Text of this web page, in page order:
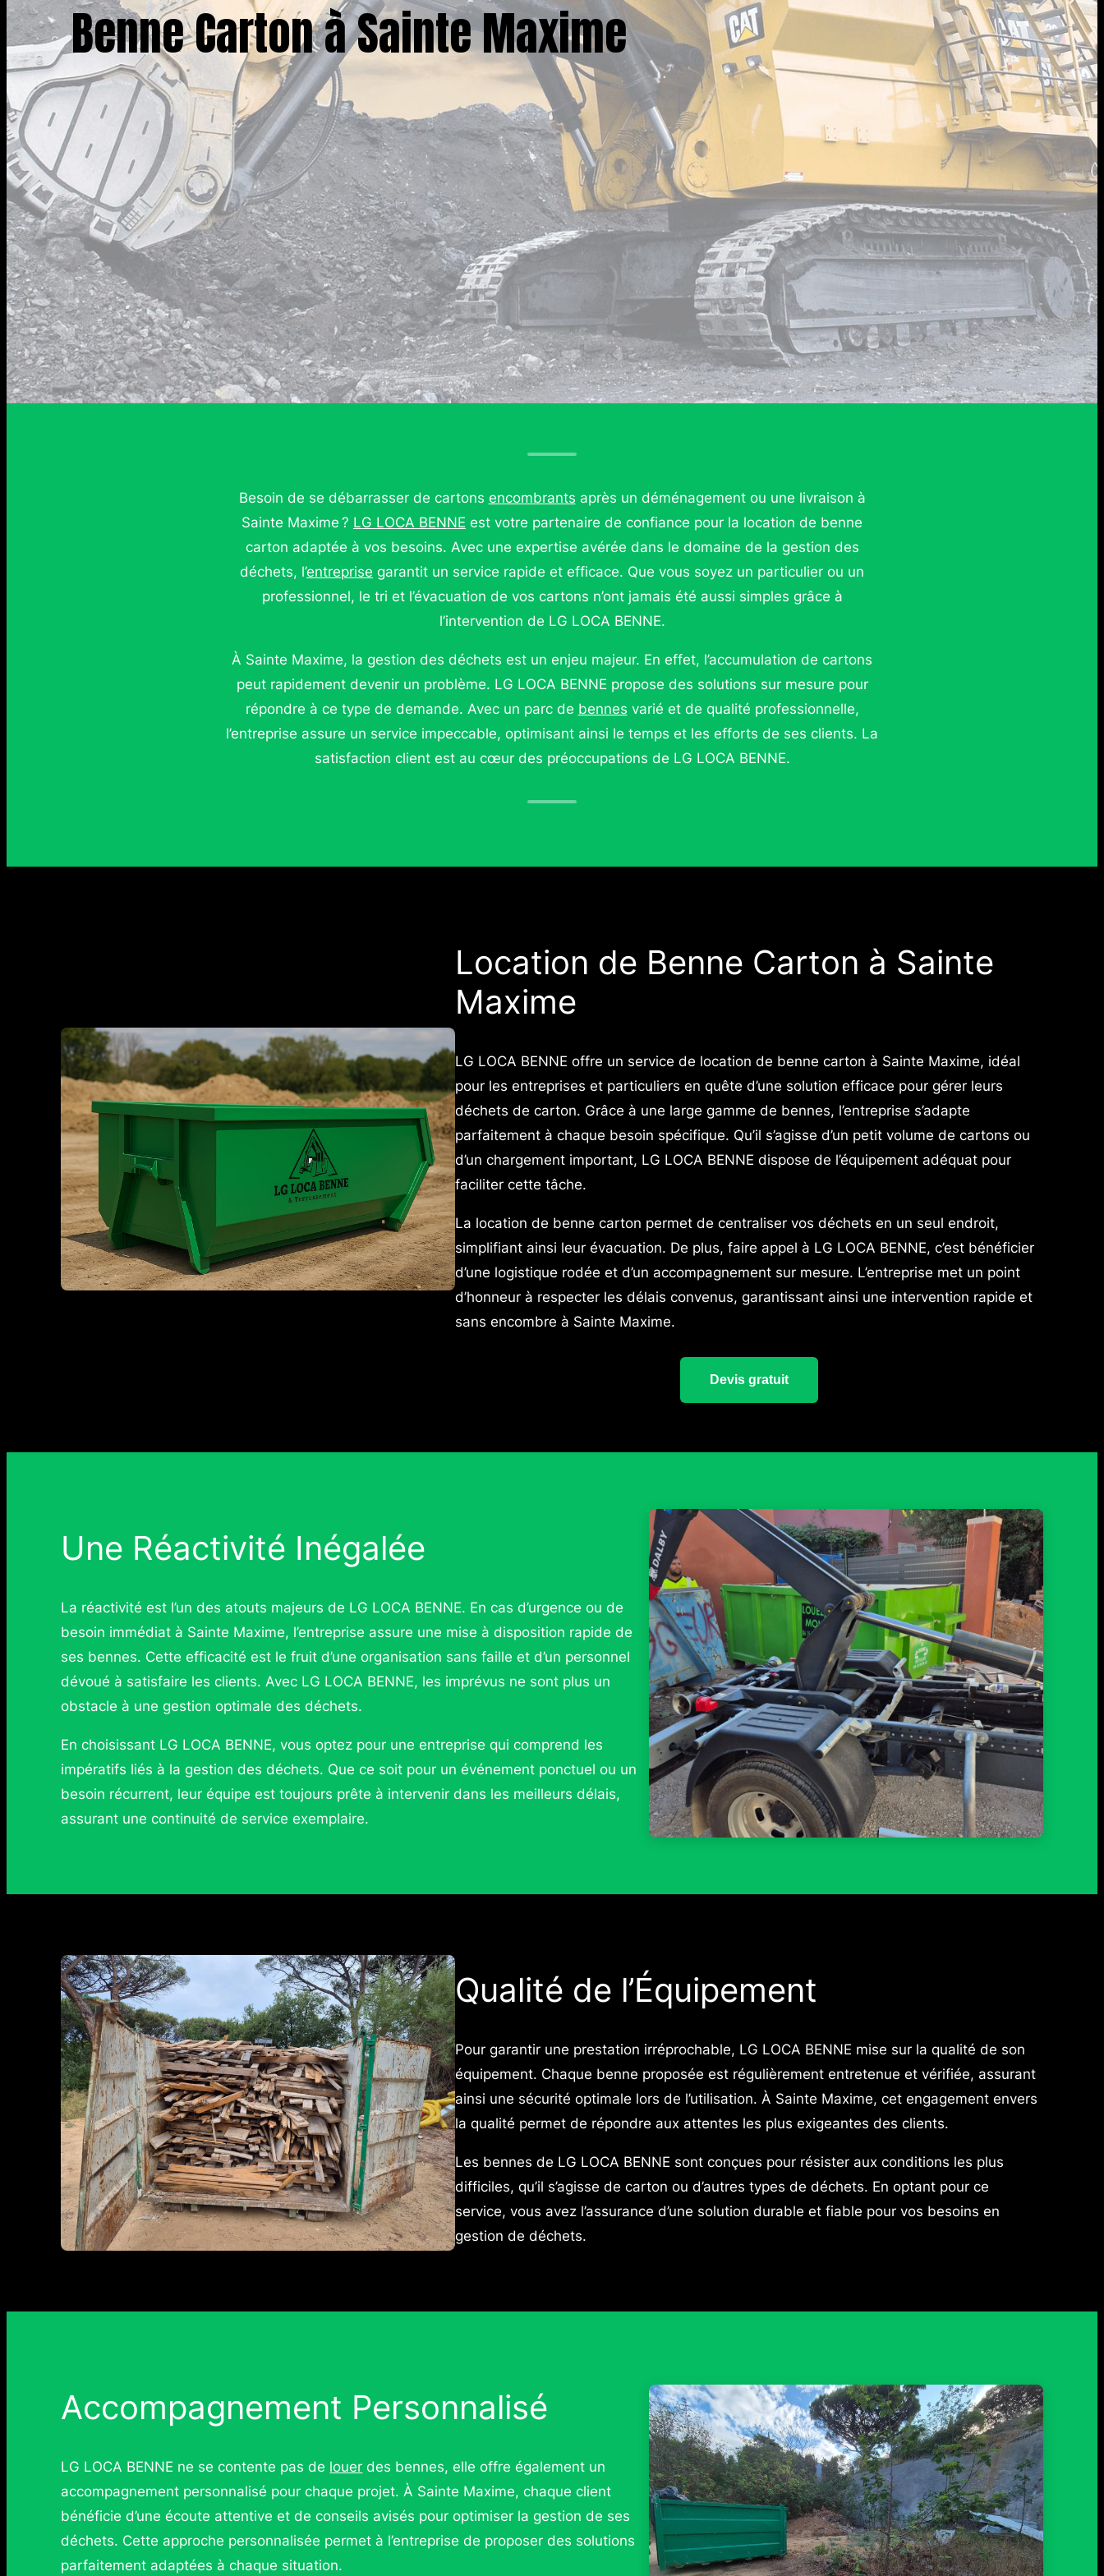
Benne Carton à Sainte Maxime
Besoin de se débarrasser de cartons encombrants après un déménagement ou une livraison à
Sainte Maxime ? LG LOCA BENNE est votre partenaire de confiance pour la location de benne
carton adaptée à vos besoins. Avec une expertise avérée dans le domaine de la gestion des
déchets, l’entreprise garantit un service rapide et efficace. Que vous soyez un particulier ou un
professionnel, le tri et l’évacuation de vos cartons n’ont jamais été aussi simples grâce à
l’intervention de LG LOCA BENNE.
À Sainte Maxime, la gestion des déchets est un enjeu majeur. En effet, l’accumulation de cartons
peut rapidement devenir un problème. LG LOCA BENNE propose des solutions sur mesure pour
répondre à ce type de demande. Avec un parc de bennes varié et de qualité professionnelle,
l’entreprise assure un service impeccable, optimisant ainsi le temps et les efforts de ses clients. La
satisfaction client est au cœur des préoccupations de LG LOCA BENNE.
Location de Benne Carton à Sainte
Maxime
LG LOCA BENNE offre un service de location de benne carton à Sainte Maxime, idéal
pour les entreprises et particuliers en quête d’une solution efficace pour gérer leurs
déchets de carton. Grâce à une large gamme de bennes, l’entreprise s’adapte
parfaitement à chaque besoin spécifique. Qu’il s’agisse d’un petit volume de cartons ou
d’un chargement important, LG LOCA BENNE dispose de l’équipement adéquat pour
faciliter cette tâche.
La location de benne carton permet de centraliser vos déchets en un seul endroit,
simplifiant ainsi leur évacuation. De plus, faire appel à LG LOCA BENNE, c’est bénéficier
d’une logistique rodée et d’un accompagnement sur mesure. L’entreprise met un point
d’honneur à respecter les délais convenus, garantissant ainsi une intervention rapide et
sans encombre à Sainte Maxime.
Devis gratuit
Une Réactivité Inégalée
La réactivité est l’un des atouts majeurs de LG LOCA BENNE. En cas d’urgence ou de
besoin immédiat à Sainte Maxime, l’entreprise assure une mise à disposition rapide de
ses bennes. Cette efficacité est le fruit d’une organisation sans faille et d’un personnel
dévoué à satisfaire les clients. Avec LG LOCA BENNE, les imprévus ne sont plus un
obstacle à une gestion optimale des déchets.
En choisissant LG LOCA BENNE, vous optez pour une entreprise qui comprend les
impératifs liés à la gestion des déchets. Que ce soit pour un événement ponctuel ou un
besoin récurrent, leur équipe est toujours prête à intervenir dans les meilleurs délais,
assurant une continuité de service exemplaire.
Qualité de l’Équipement
Pour garantir une prestation irréprochable, LG LOCA BENNE mise sur la qualité de son
équipement. Chaque benne proposée est régulièrement entretenue et vérifiée, assurant
ainsi une sécurité optimale lors de l’utilisation. À Sainte Maxime, cet engagement envers
la qualité permet de répondre aux attentes les plus exigeantes des clients.
Les bennes de LG LOCA BENNE sont conçues pour résister aux conditions les plus
difficiles, qu’il s’agisse de carton ou d’autres types de déchets. En optant pour ce
service, vous avez l’assurance d’une solution durable et fiable pour vos besoins en
gestion de déchets.
Accompagnement Personnalisé
LG LOCA BENNE ne se contente pas de louer des bennes, elle offre également un
accompagnement personnalisé pour chaque projet. À Sainte Maxime, chaque client
bénéficie d’une écoute attentive et de conseils avisés pour optimiser la gestion de ses
déchets. Cette approche personnalisée permet à l’entreprise de proposer des solutions
parfaitement adaptées à chaque situation.